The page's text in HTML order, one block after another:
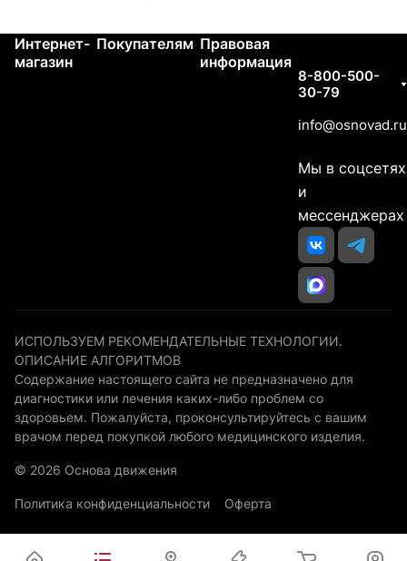
Интернет-
магазин
Покупателям Правовая
информация
8-800-500-
30-79
info@osnovad.ru
Мы в соцсетях
и
мессенджерах
ИСПОЛЬЗУЕМ РЕКОМЕНДАТЕЛЬНЫЕ ТЕХНОЛОГИИ.
ОПИСАНИЕ АЛГОРИТМОВ
Содержание настоящего сайта не предназначено для
диагностики или лечения каких-либо проблем со
здоровьем. Пожалуйста, проконсультируйтесь с вашим
врачом перед покупкой любого медицинского изделия.
© 2026 Основа движения
Политика конфиденциальности Оферта